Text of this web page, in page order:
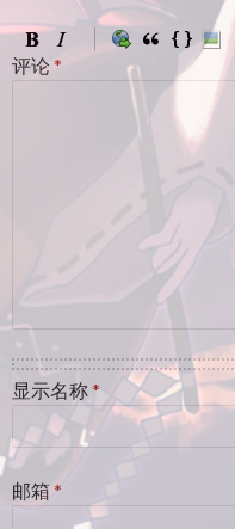
评论*
显示名称*
邮箱 *